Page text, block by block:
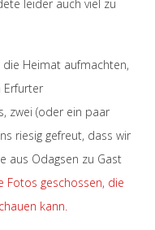
leider auch viel zu
Heimat aufmachten,
Erfurter
zwei (oder ein paar
riesig gefreut, dass wir
aus Odagsen zu Gast
Fotos geschossen, die
kann.